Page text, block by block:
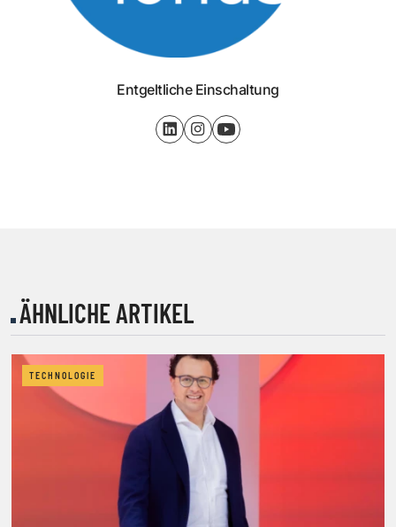
Entgeltliche Einschaltung
ÄHNLICHE ARTIKEL
TECHNOLOGIE